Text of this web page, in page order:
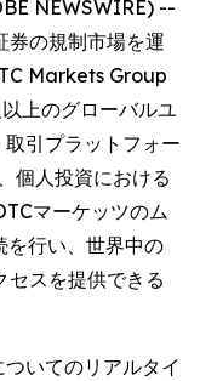
NEWSWIRE) --
券の規制市場を運
Markets Group
上のグローバルユ
引プラットフォー
個人投資における
マーケッツのム
を行い、世界中の
セスを提供できる
いてのリアルタイ